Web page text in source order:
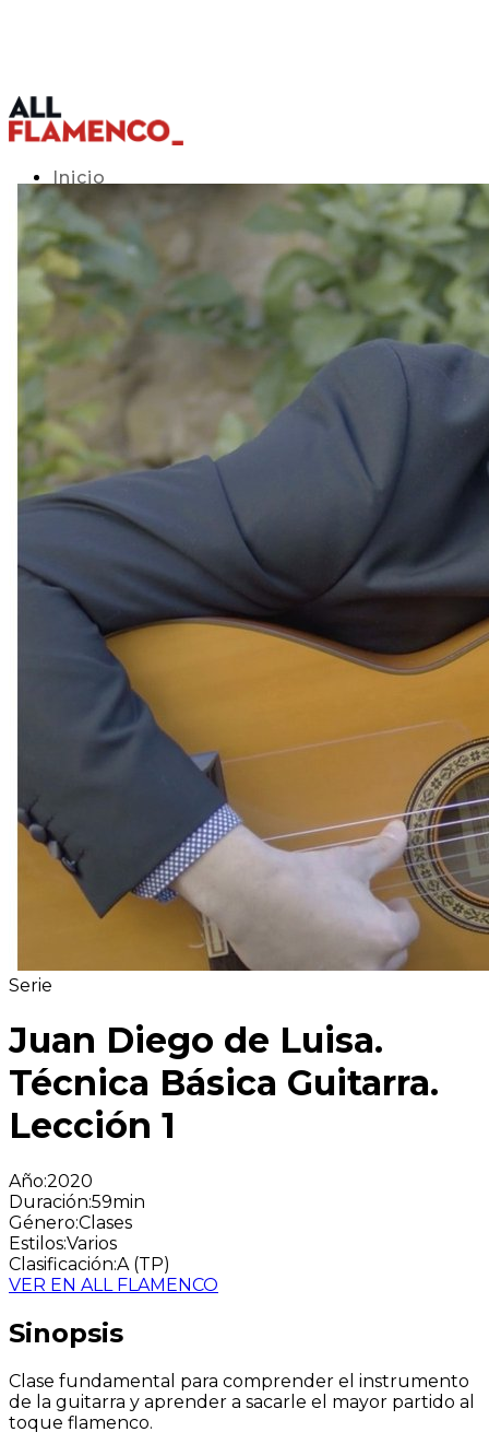
Inicio
Programación TV
Acceso APP
Blog
▾
Serie
Juan Diego de Luisa.
Técnica Básica Guitarra.
Lección 1
Año:2020
Duración:59min
Género:Clases
Estilos:Varios
Clasificación:A (TP)
VER EN ALL FLAMENCO
Sinopsis
Clase fundamental para comprender el instrumento
de la guitarra y aprender a sacarle el mayor partido al
toque flamenco.